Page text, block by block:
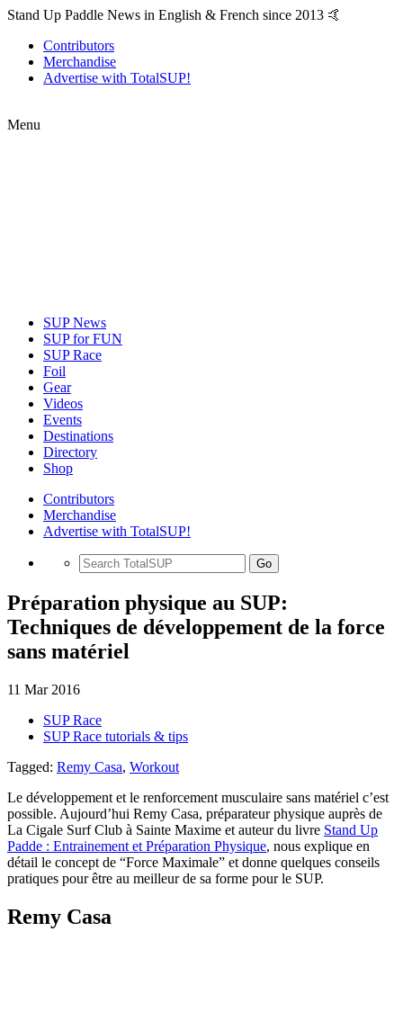
Stand Up Paddle News in English & French since 2013 🤙
Contributors
Merchandise
Advertise with TotalSUP!
Menu
SUP News
SUP for FUN
SUP Race
Foil
Gear
Videos
Events
Destinations
Directory
Shop
Contributors
Merchandise
Advertise with TotalSUP!
Go
Préparation physique au SUP:
Techniques de développement de la force
sans matériel
11 Mar 2016
SUP Race
SUP Race tutorials & tips
Tagged: Remy Casa, Workout
Le développement et le renforcement musculaire sans matériel c’est
possible. Aujourd’hui Remy Casa, préparateur physique auprès de
La Cigale Surf Club à Sainte Maxime et auteur du livre Stand Up
Padde : Entrainement et Préparation Physique, nous explique en
détail le concept de “Force Maximale” et donne quelques conseils
pratiques pour être au meilleur de sa forme pour le SUP.
Remy Casa